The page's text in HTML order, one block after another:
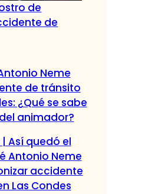
de
de
Neme
de tránsito
¿Qué se sabe
animador?
| Así quedó el
Antonio Neme
accidente
Las Condes